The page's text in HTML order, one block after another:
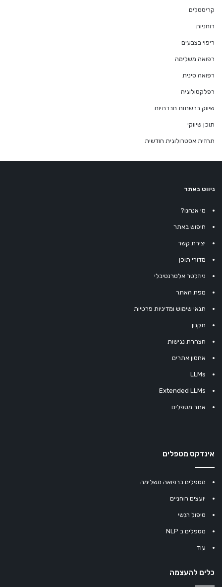
קריסטלים
רוחניות
ריפוי בצבעים
רפואה משלימה
רפואה סינית
רפלקסולוגיה
שיווק ברשתות חברתיות
תוכן שיווקי
תחזית אסטרולוגית חודשית
ניווט באתר
מי אנחנו?
חיפוש באתר
יצירת קשר
מדורי תוכן
ניוזלטר אלטרנטיבלי
מפת האתר
תנאי שימוש ומדיניות פרטיות
תקנון
הצהרת נגישות
אחסון אתרים
LLMs
Extended LLMs
אתר מטפלים
אינדקס מטפלים
מטפלים ברפואה משלימה
יועצים רוחניים
טיפול רגשי
מטפלים ב NLP
עוד
כלים להעצמה